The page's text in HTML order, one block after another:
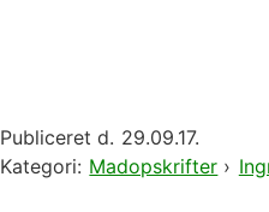
Publiceret d. 29.09.17.
Kategori: Madopskrifter ›